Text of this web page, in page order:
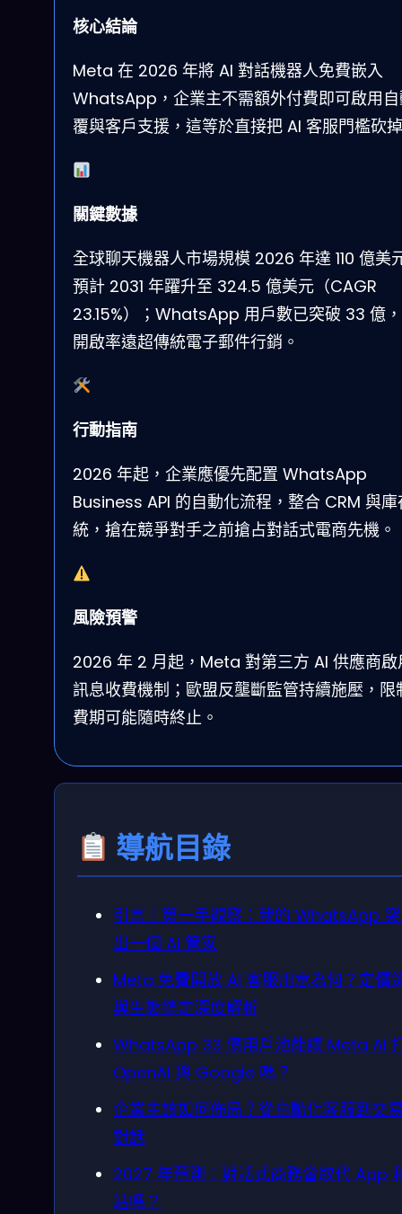
核心結論
Meta 在 2026 年將 AI 對話機器人免費嵌入
WhatsApp，企業主不需額外付費即可啟用
覆與客戶支援，這等於直接把 AI 客服門檻砍
關鍵數據
全球聊天機器人市場規模 2026 年達 110 億美
預計 2031 年躍升至 324.5 億美元（CAGR
23.15%）；WhatsApp 用戶數已突破 33 億
開啟率遠超傳統電子郵件行銷。
行動指南
2026 年起，企業應優先配置 WhatsApp
Business API 的自動化流程，整合 CRM 與庫
統，搶在競爭對手之前搶占對話式電商先機。
風險預警
2026 年 2 月起，Meta 對第三方 AI 供應商啟
訊息收費機制；歐盟反壟斷監管持續施壓，限
費期可能隨時終止。
導航目錄
引言｜第一手觀察：我的 WhatsApp
出一個 AI 管家
Meta 免費開放 AI 客服用意為何？定價
與生態鎖定深度解析
WhatsApp 33 億用戶池能讓 Meta AI
OpenAI 與 Google 嗎？
企業主該如何佈局？從自動化客服到交
對話
2027 年預測：對話式商務會取代 App
站嗎？